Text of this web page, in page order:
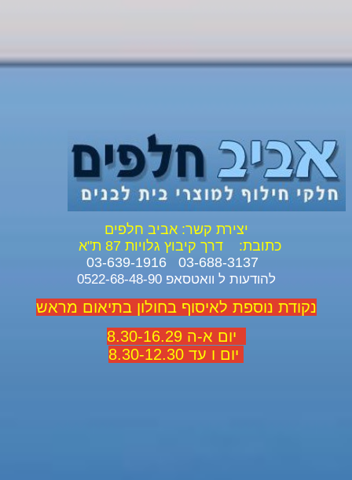
יצירת קשר: אביב חלפים
כתובת:
דרך קיבוץ גלויות 87 ת"א
להודעות ל וואטסאפ 0522-68-48-90
נקודת נוספת לאיסוף בחולון בתיאום מראש
יום א-ה 8.30-16.29
יום ו עד 8.30-12.30